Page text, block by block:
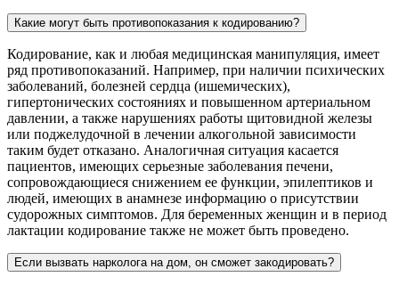
Какие могут быть противопоказания к кодированию?
Кодирование, как и любая медицинская манипуляция, имеет
ряд противопоказаний. Например, при наличии психических
заболеваний, болезней сердца (ишемических),
гипертонических состояниях и повышенном артериальном
давлении, а также нарушениях работы щитовидной железы
или поджелудочной в лечении алкогольной зависимости
таким будет отказано. Аналогичная ситуация касается
пациентов, имеющих серьезные заболевания печени,
сопровождающиеся снижением ее функции, эпилептиков и
людей, имеющих в анамнезе информацию о присутствии
судорожных симптомов. Для беременных женщин и в период
лактации кодирование также не может быть проведено.
Если вызвать нарколога на дом, он сможет закодировать?